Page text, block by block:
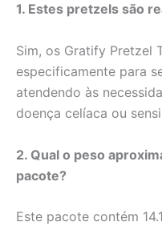
1. Estes pretzels são
Sim, os Gratify Pretzel
especificamente para
atendendo às
doença celíaca ou
2. Qual o peso
pacote?
Este pacote contém